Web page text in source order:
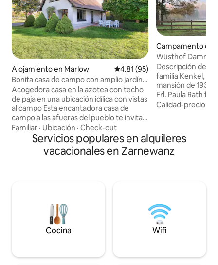
Alojamiento en Marlow Calificación promedio: 4.81 de
4.81 (95)
Bonita casa de campo con amplio jardín y
chimenea
Acogedora casa en la azotea con techo
de paja en una ubicación idílica con vistas
al campo Esta encantadora casa de
campo a las afueras del pueblo te invita a
relajarte. Puedes disfrutar de la amplia
vista sobre campos y prados
directamente desde la sala de estar y el
comedor, con un poco de suerte, incluso
el refugio ideal para aquellos que buscan
relajación y familias.
Familiar · Ubicación · Check-out
Campamento en
dorf
Wüsthof Dammerstorf Pitch &
am Wald
Descripción del
familia Kenkel,
mansión de
Frl. Paula Rath
casa económica
caza. Nuestro
se encuentra en
Sanitz, a unos 20
Calidad-precio
Servicios populares en alquileres
vacacionales en Zarnewanz
Cocina Wifi